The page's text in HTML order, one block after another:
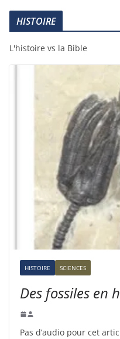
HISTOIRE
L'histoire vs la Bible
HISTOIRE SCIENCES
Des fossiles en
Pas d’audio pour cet